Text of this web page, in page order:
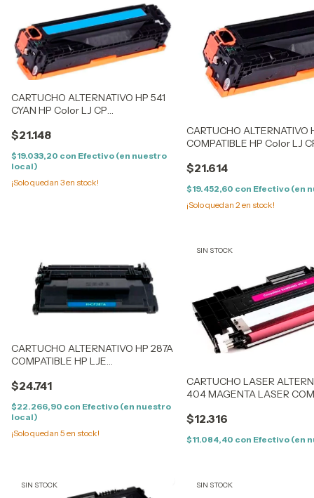
CARTUCHO ALTERNATIVO HP 541
CYAN HP Color LJ CP
1513/14/1515/16/17/18/19 - CM
1411/12/13/15/16/17/18
$21.148
$19.033,20 con Efectivo (en nuestro
local)
¡Solo quedan 3en stock!
CARTUCHO ALTERNATIVO
COMPATIBLE HP Color LJ
5050/8050 / 1411/12/13/
$21.614
$19.452,60 con Efectivo (en
¡Solo quedan 2en stock!
CARTUCHO ALTERNATIVO HP 287A
COMPATIBLE HP LJE
FLOW M527Z/DN/F/C
$24.741
$22.266,90 con Efectivo (en nuestro
local)
¡Solo quedan 5 en stock!
SIN STOCK
CARTUCHO LASER
404 MAGENTA LASER
$12.316
$11.084,40 con Efectivo (en
SIN STOCK SIN STOCK